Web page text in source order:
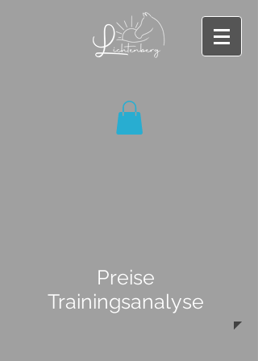
Preise
Trainingsanalyse